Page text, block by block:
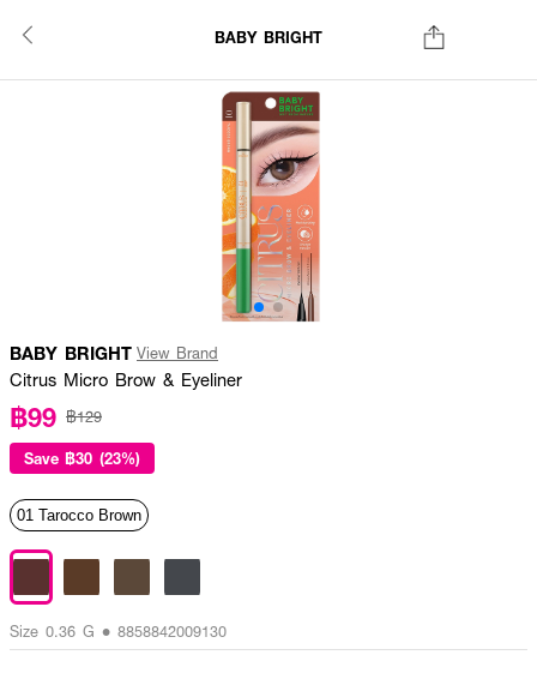
BABY BRIGHT
BABY BRIGHT View Brand
Citrus Micro Brow & Eyeliner
฿99 ฿129
Save ฿30 (23%)
01 Tarocco Brown
Size 0.36 G • 8858842009130